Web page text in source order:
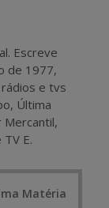
Escreve
de 1977,
e tvs
Última
Mercantil,
TV E.
Matéria